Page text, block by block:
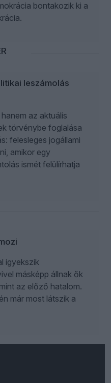
bontakozik ki a
leszámolás
az aktuális
törvénybe foglalása
felesleges jogállami
amikor egy
ismét felülírhatja
igyekszik
másképp állnak ők
az előző hatalom.
már most látszik a